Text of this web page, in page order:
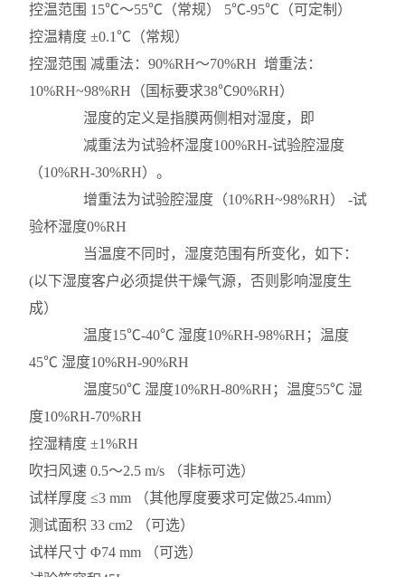
控温范围 15℃～55℃（常规） 5℃-95℃（可定制）
控温精度±0.1℃（常规）
控湿范围 减重法：90%RH～70%RH 增重法：
10%RH~98%RH（国标要求38℃90%RH）
湿度的定义是指膜两侧相对湿度，即
减重法为试验杯湿度100%RH-试验腔湿度
（10%RH-30%RH）。
增重法为试验腔湿度（10%RH~98%RH） -试
验杯湿度0%RH
当温度不同时，湿度范围有所变化，如下：
(以下湿度客户必须提供干燥气源，否则影响湿度生
成）
温度15℃-40℃ 湿度10%RH-98%RH；温度
45℃ 湿度10%RH-90%RH
温度50℃ 湿度10%RH-80%RH；温度55℃ 湿
度10%RH-70%RH
控湿精度±1%RH
吹扫风速0.5～2.5 m/s （非标可选）
试样厚度≤3 mm （其他厚度要求可定做25.4mm）
测试面积33 cm2 （可选）
试样尺寸Φ74 mm （可选）